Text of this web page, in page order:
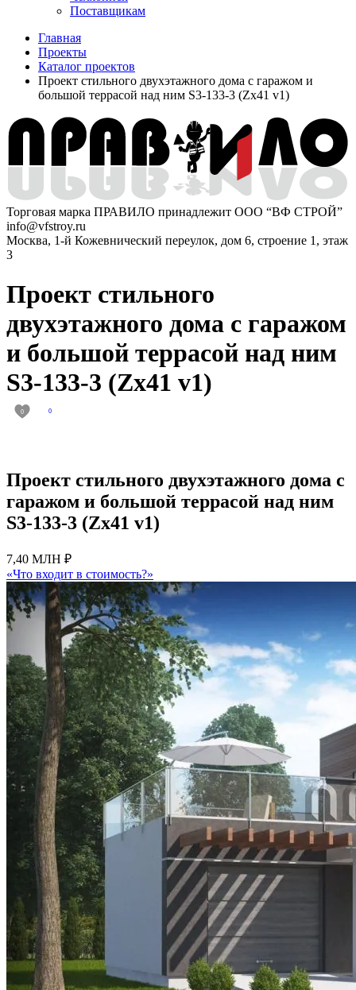
Поставщикам
Главная
Проекты
Каталог проектов
Проект стильного двухэтажного дома с гаражом и
большой террасой над ним S3-133-3 (Zx41 v1)
Торговая марка ПРАВИЛО принадлежит ООО “ВФ СТРОЙ”
info@vfstroy.ru
Москва, 1-й Кожевнический переулок, дом 6, строение 1, этаж
3
Проект стильного
двухэтажного дома с гаражом
и большой террасой над ним
S3-133-3 (Zx41 v1)
0 0
Проект стильного двухэтажного дома с
гаражом и большой террасой над ним
S3-133-3 (Zx41 v1)
7,40 МЛН ₽
«Что входит в стоимость?»